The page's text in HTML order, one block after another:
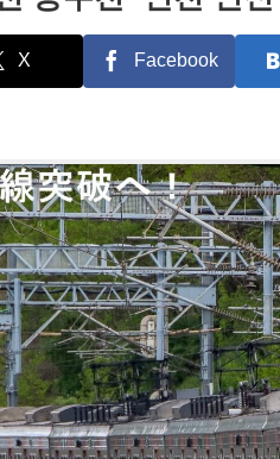
X Facebook